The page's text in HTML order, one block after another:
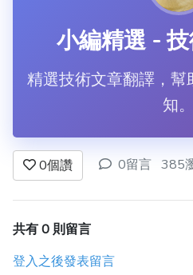
小編精選 -
精選技術文章翻譯，
知。
0個讚 0留言 385
共有 0 則留言
登入之後發表留言